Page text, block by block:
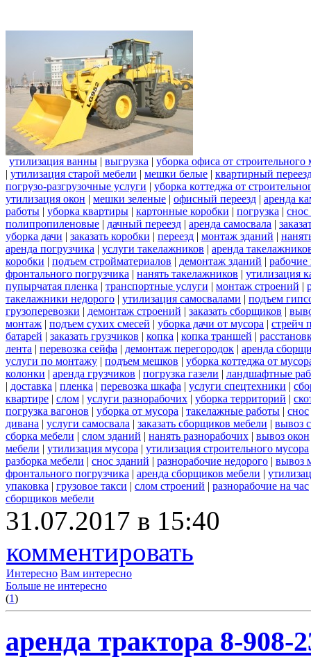
утилизация ванны | выгрузка | уборка офиса от строительного
| утилизация старой мебели | мешки белые | квартирный
погрузо-разгрузочные услуги | уборка коттеджа от
утилизация окон | мешки зеленые | офисный переезд | аренда
работы | уборка квартиры | картонные коробки | погрузка | снос
полипропиленовые | дачный переезд | аренда самосвала |
уборка дачи | заказать коробки | переезд | монтаж зданий |
аренда погрузчика | услуги такелажников | аренда
коробки | подъем стройматериалов | демонтаж зданий | рабочие
фронтального погрузчика | нанять такелажников | утилизация
пупырчатая пленка | транспортные услуги | монтаж строений |
такелажники недорого | утилизация самосвалами | подъем
грузоперевозки | демонтаж строений | заказать сборщиков |
монтаж | подъем сухих смесей | уборка дачи от мусора | стрейч
батарей | заказать грузчиков | копка | копка траншей |
лента | перевозка сейфа | демонтаж перегородок | аренда
услуги по монтажу | подъем мешков | уборка коттеджа от
колонки | аренда грузчиков | погрузка газели | ландшафтные
| доставка | пленка | перевозка шкафа | услуги спецтехники |
квартире | слом | услуги разнорабочих | уборка территорий |
погрузка вагонов | уборка от мусора | такелажные работы | снос
дивана | услуги самосвала | заказать сборщиков мебели | вывоз
сборка мебели | слом зданий | нанять разнорабочих | вывоз окон
мебели | утилизация мусора | утилизация строительного мусора
разборка мебели | снос зданий | разнорабочие недорого | вывоз
фронтального погрузчика | аренда сборщиков мебели |
упаковка | грузовое такси | слом строений | разнорабочие на час
сборщиков мебели
31.07.2017 в 15:40
комментировать
Интересно Вам интересно
Больше не интересно
(1)
аренда трактора 8-908-